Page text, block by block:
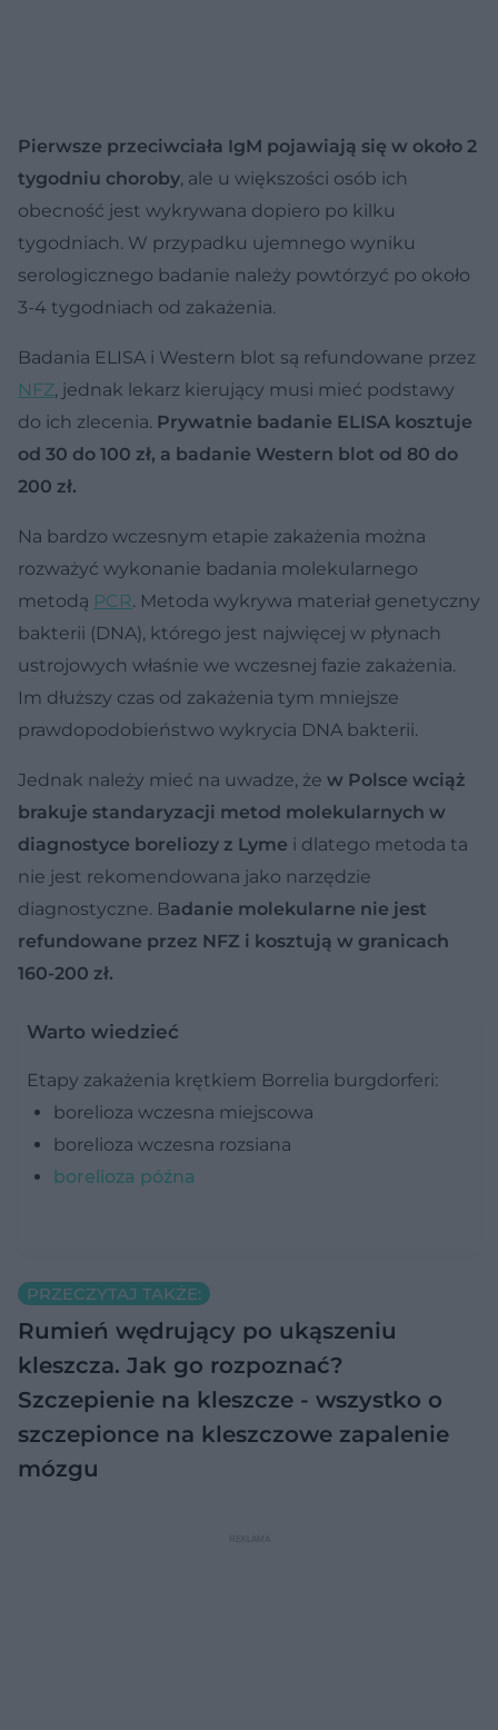
Pierwsze przeciwciała IgM pojawiają się w około 2
tygodniu choroby, ale u większości osób ich
obecność jest wykrywana dopiero po kilku
tygodniach. W przypadku ujemnego wyniku
serologicznego badanie należy powtórzyć po około
3-4 tygodniach od zakażenia.
Badania ELISA i Western blot są refundowane przez
NFZ, jednak lekarz kierujący musi mieć podstawy
do ich zlecenia. Prywatnie badanie ELISA kosztuje
od 30 do 100 zł, a badanie Western blot od 80 do
200 zł.
Na bardzo wczesnym etapie zakażenia można
rozważyć wykonanie badania molekularnego
metodą PCR. Metoda wykrywa materiał genetyczny
bakterii (DNA), którego jest najwięcej w płynach
ustrojowych właśnie we wczesnej fazie zakażenia.
Im dłuższy czas od zakażenia tym mniejsze
prawdopodobieństwo wykrycia DNA bakterii.
Jednak należy mieć na uwadze, że w Polsce wciąż
brakuje standaryzacji metod molekularnych w
diagnostyce boreliozy z Lyme i dlatego metoda ta
nie jest rekomendowana jako narzędzie
diagnostyczne. Badanie molekularne nie jest
refundowane przez NFZ i kosztują w granicach
160-200 zł.
Warto wiedzieć
Etapy zakażenia krętkiem Borrelia burgdorferi:
borelioza wczesna miejscowa
borelioza wczesna rozsiana
borelioza późna
PRZECZYTAJ TAKŻE:
Rumień wędrujący po ukąszeniu
kleszcza. Jak go rozpoznać?
Szczepienie na kleszcze - wszystko o
szczepionce na kleszczowe zapalenie
mózgu